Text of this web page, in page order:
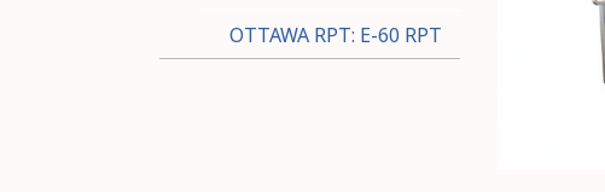
OTTAWA RPT: E-60 RPT